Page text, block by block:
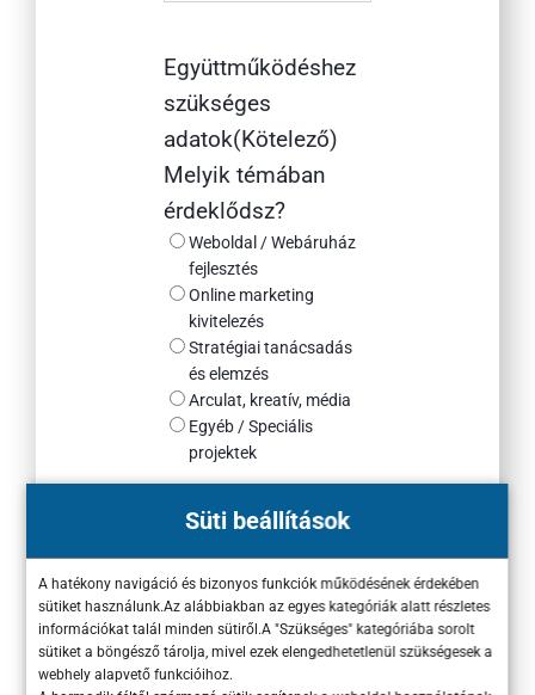
Süti beállítások
A hatékony navigáció és bizonyos funkciók működésének érdekében
sütiket használunk.Az alábbiakban az egyes kategóriák alatt részletes
információkat talál minden sütiről.A "Szükséges" kategóriába sorolt
sütiket a böngésző tárolja, mivel ezek elengedhetetlenül szükségesek a
webhely alapvető funkcióihoz.
Együttműködéshez
szükséges
adatok(Kötelező)
Melyik témában
érdeklődsz?
Weboldal / Webáruház
fejlesztés
Online marketing
kivitelezés
Stratégiai tanácsadás
és elemzés
Arculat, kreatív, média
Egyéb / Speciális
projektek
Az éves árbevételed
nagyságrendileg
melyik kategóriába
esik?
50M Ft alatti